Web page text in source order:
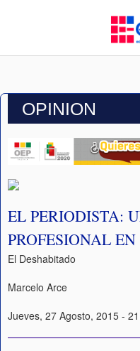
OPINION
EL PERIODISTA:
PROFESIONAL
El Deshabitado
Marcelo Arce
Jueves, 27 Agosto, 2015 -